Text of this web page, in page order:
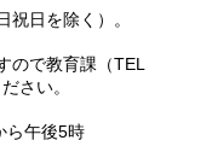
祝日を除く）。
ので教育課（TEL
さい。
ら午後5時